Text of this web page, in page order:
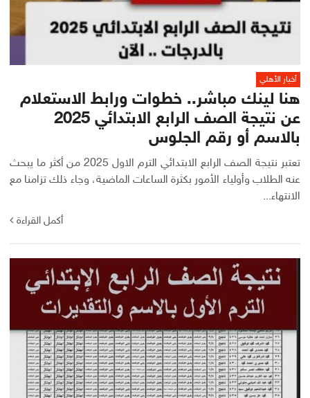
أخبار الأهلي
هنا لينك مباشر.. خطوات ورابط الاستعلام
عن نتيجة الصف الرابع الابتدائي 2025
بالاسم أو رقم الجلوس
تعتبر نتيجة الصف الرابع الابتدائي الترم الاول 2025 من أكثر ما يبحث
عنه الطلاب وأولياء الأمور بكثرة الساعات الماضية، وجاء ذلك تزامنا مع
الانتهاء...
أكمل القراءة